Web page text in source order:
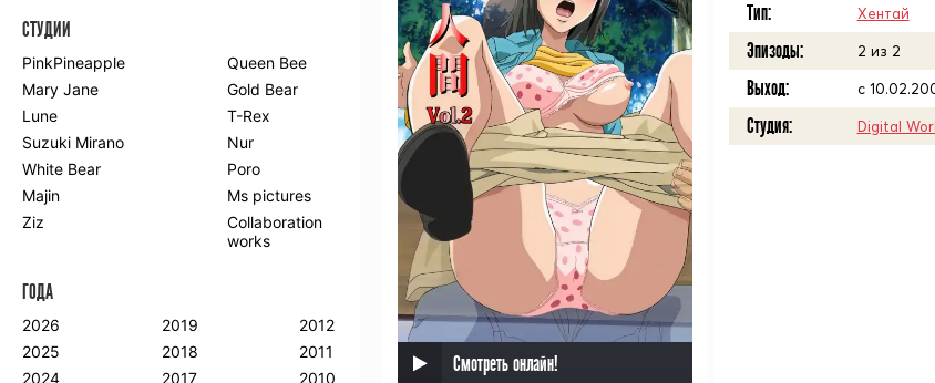
Смотреть онлайн!
Тип: Хентай
Эпизоды: 2 из 2
Выход: с
Студия: Digital
Гарем
Драма
Игры
Исторический
Магия
Фантастика
Фэнтези
Мистика
Попаданцы в
другой мир
Хентай
ПО ГОДУ
2023
2022
2021
2020
2013
2012
2011
2005
2004
2003
СТУДИИ
PinkPineapple
Queen Bee
Mary Jane
Gold Bear
Lune
T-Rex
Suzuki Mirano
Nur
White Bear
Poro
Majin
Ms pictures
Ziz
Collaboration
works
ГОДА
2026
2025
2024
2019
2018
2017
2012
2011
2010